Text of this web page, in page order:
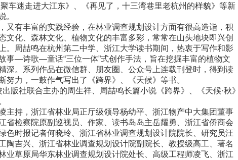
车迷走进大江东》、《再见了，十三湾巷里老杭州的样貌》等新
。
有丰富的实践经验，在林业调查规划设计方面有很高造诣，积
文化、森林文化、植物文化的丰富多彩，常常在山头地块即兴创
。周喆鸣在杭州第二中学、浙江大学读书期间，热衷于写作和影
事—诗歌—童话“三位一体”式创作手法，旨在挖掘丰富的植物文
深。系列作品在微信群、朋友圈、公众号上连载刊登时，得到读
力，一鼓作气写出了《跨界》、《天候》等书。
社联合主办的周生祥、周喆鸣长篇小说《跨界》、《天候·秋》
持，浙江省林业局正厅级领导杨幼平、浙江物产中大集团董事
省检察院原副巡视员、作家、读书岛岛主岳耀勇、浙江省侨商会
色时报记者何晓玲、浙江省林业调查规划设计院院长、研究员汪
陶吉兴、浙江省林业调查规划设计院副院长、教授级高工、著名
业草原局华东林业调查规划设计院处长、高级工程师凌飞、浙江